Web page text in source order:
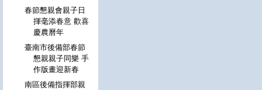
春節懇親會親子日
揮毫添春意 歡喜
慶農曆年
臺南市後備部春節
懇親親子同樂 手
作版畫迎新春
南區後備指揮部親